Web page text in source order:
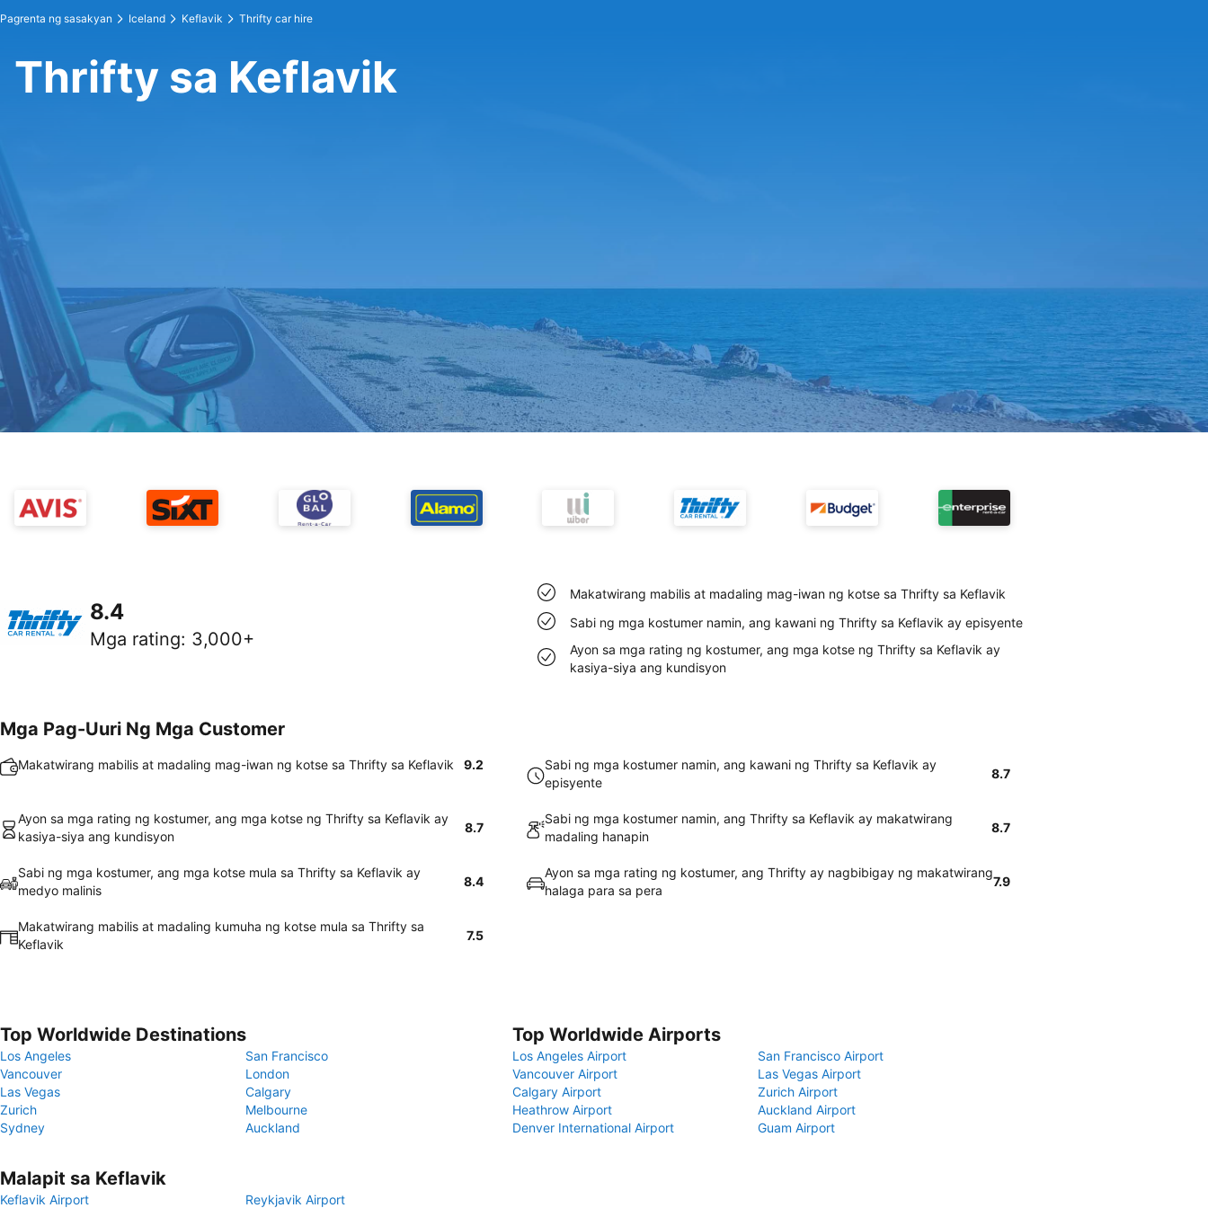
Pagrenta ng sasakyan Iceland Keflavik Thrifty car hire
Thrifty sa Keflavik
8.4
Mga rating: 3,000+
Makatwirang mabilis at madaling mag-iwan ng kotse sa Thrifty sa Keflavik
Sabi ng mga kostumer namin, ang kawani ng Thrifty sa Keflavik ay episyente
Ayon sa mga rating ng kostumer, ang mga kotse ng Thrifty sa Keflavik ay
kasiya-siya ang kundisyon
Mga Pag-Uuri Ng Mga Customer
Makatwirang mabilis at madaling mag-iwan ng kotse sa Thrifty sa Keflavik 9.2
Sabi ng mga kostumer namin, ang kawani ng Thrifty sa Keflavik ay
episyente
8.7
Ayon sa mga rating ng kostumer, ang mga kotse ng Thrifty sa Keflavik ay
kasiya-siya ang kundisyon
8.7
Sabi ng mga kostumer namin, ang Thrifty sa Keflavik ay makatwirang
madaling hanapin
8.7
Sabi ng mga kostumer, ang mga kotse mula sa Thrifty sa Keflavik ay
medyo malinis
8.4
Ayon sa mga rating ng kostumer, ang Thrifty ay nagbibigay ng makatwirang
halaga para sa pera
7.9
Makatwirang mabilis at madaling kumuha ng kotse mula sa Thrifty sa
Keflavik
7.5
Top Worldwide Destinations
Los Angeles
San Francisco
Vancouver
London
Las Vegas
Calgary
Zurich
Melbourne
Sydney
Auckland
Top Worldwide Airports
Los Angeles Airport
San Francisco Airport
Vancouver Airport
Las Vegas Airport
Calgary Airport
Zurich Airport
Heathrow Airport
Auckland Airport
Denver International Airport
Guam Airport
Malapit sa Keflavik
Keflavik Airport Reykjavik Airport